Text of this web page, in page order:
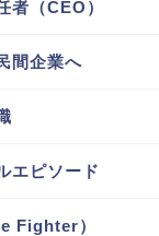
者（CEO）
間企業へ
エピソード
Fighter）